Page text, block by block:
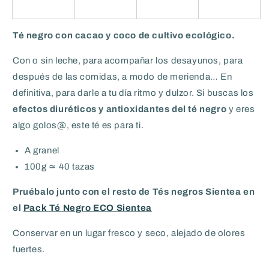
Té negro con cacao y coco de cultivo ecológico.
Con o sin leche, para acompañar los desayunos, para
después de las comidas, a modo de merienda… En
definitiva, para darle a tu día ritmo y dulzor. Si buscas los
efectos diuréticos y antioxidantes del té negro y eres
algo golos@, este té es para ti.
A granel
100g ≃ 40 tazas
Pruébalo junto con el resto de Tés negros Sientea en
el Pack Té Negro ECO Sientea
Conservar en un lugar fresco y seco, alejado de olores
fuertes.